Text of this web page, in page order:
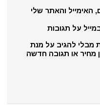
והאתר שלי
על תגובות
מבלי להגיב על מנת
או תגובה חדשה